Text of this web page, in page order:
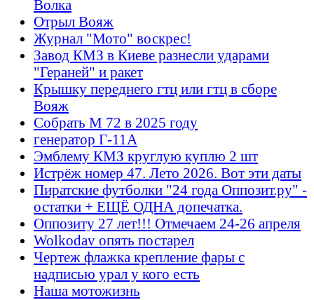
Волка
Отрыл Вояж
Журнал "Мото" воскрес!
Завод КМЗ в Киеве разнесли ударами
"Гераней" и ракет
Крышку переднего гтц или гтц в сборе
Вояж
Собрать М 72 в 2025 году
генератор Г-11А
Эмблему КМЗ круглую куплю 2 шт
Истрёж номер 47. Лето 2026. Вот эти даты
Пиратские футболки "24 года Оппозит.ру" -
остатки + ЕЩЁ ОДНА допечатка.
Оппозиту 27 лет!!! Отмечаем 24-26 апреля
Wolkodav опять постарел
Чертеж флажка крепление фары с
надписью урал у кого есть
Наша мотожизнь